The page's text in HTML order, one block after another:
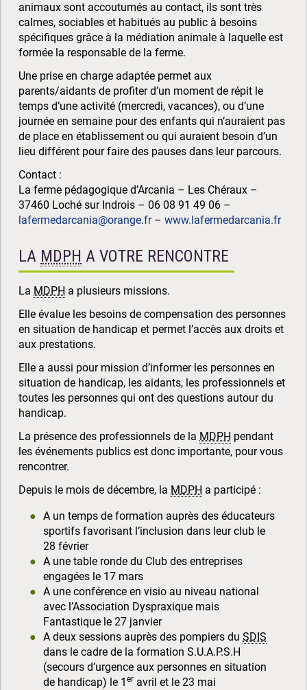
animaux sont accoutumés au contact, ils sont très
calmes, sociables et habitués au public à besoins
spécifiques grâce à la médiation animale à laquelle est
formée la responsable de la ferme.
Une prise en charge adaptée permet aux
parents/aidants de profiter d’un moment de répit le
temps d’une activité (mercredi, vacances), ou d’une
journée en semaine pour des enfants qui n’auraient pas
de place en établissement ou qui auraient besoin d’un
lieu différent pour faire des pauses dans leur parcours.
Contact :
La ferme pédagogique d’Arcania – Les Chéraux –
37460 Loché sur Indrois – 06 08 91 49 06 –
lafermedarcania@orange.fr– www.lafermedarcania.fr
LA MDPH A VOTRE RENCONTRE
La MDPH a plusieurs missions.
Elle évalue les besoins de compensation des personnes
en situation de handicap et permet l’accès aux droits et
aux prestations.
Elle a aussi pour mission d’informer les personnes en
situation de handicap, les aidants, les professionnels et
toutes les personnes qui ont des questions autour du
handicap.
La présence des professionnels de la MDPH pendant
les événements publics est donc importante, pour vous
rencontrer.
Depuis le mois de décembre, la MDPH a participé :
A un temps de formation auprès des éducateurs
sportifs favorisant l’inclusion dans leur club le
28 février
A une table ronde du Club des entreprises
engagées le 17 mars
A une conférence en visio au niveau national
avec l’Association Dyspraxique mais
Fantastique le 27 janvier
A deux sessions auprès des pompiers du SDIS
dans le cadre de la formation S.U.A.P.S.H
(secours d’urgence aux personnes en situation
de handicap) le 1 er avril et le 23 mai